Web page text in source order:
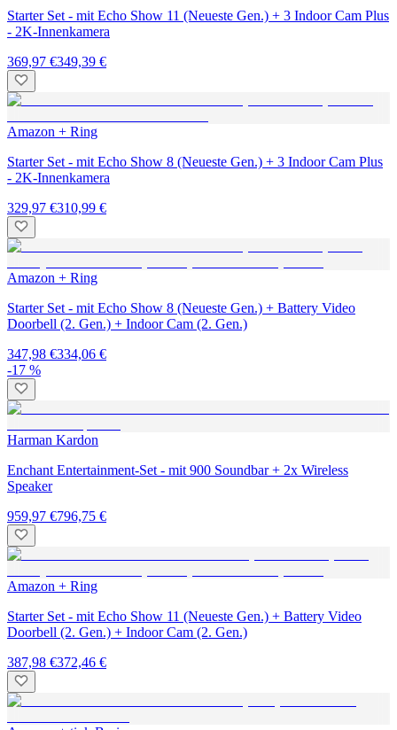
Starter Set - mit Echo Show 11 (Neueste Gen.) + 3 Indoor Cam Plus
- 2K-Innenkamera
369,97 €349,39 €
Amazon + Ring
Starter Set - mit Echo Show 8 (Neueste Gen.) + 3 Indoor Cam Plus
- 2K-Innenkamera
329,97 €310,99 €
Amazon + Ring
Starter Set - mit Echo Show 8 (Neueste Gen.) + Battery Video
Doorbell (2. Gen.) + Indoor Cam (2. Gen.)
347,98 €334,06 €
-17 %
Harman Kardon
Enchant Entertainment-Set - mit 900 Soundbar + 2x Wireless
Speaker
959,97 €796,75 €
Amazon + Ring
Starter Set - mit Echo Show 11 (Neueste Gen.) + Battery Video
Doorbell (2. Gen.) + Indoor Cam (2. Gen.)
387,98 €372,46 €